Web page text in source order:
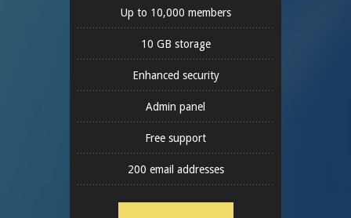
Up to 10,000 members
10 GB storage
Enhanced security
Admin panel
Free support
200 email addresses